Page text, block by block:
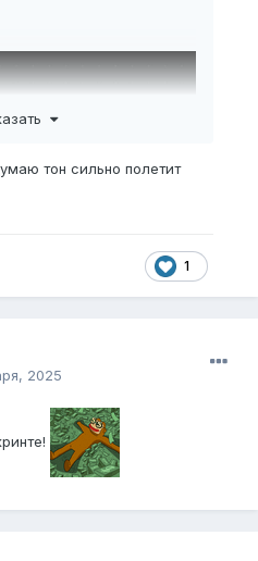
тон сильно полетит
1
2025